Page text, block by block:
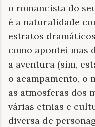
o romancista do
é a naturalidade
estratos
como apontei mas
a aventura (sim,
o acampamento, o
as atmosferas dos
várias etnias e
diversa de